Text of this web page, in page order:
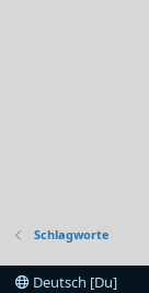
Schlagworte
Deutsch [Du]